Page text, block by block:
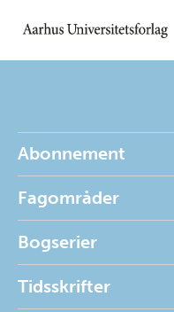
Abonnement
Fagområder
Bogserier
Tidsskrifter